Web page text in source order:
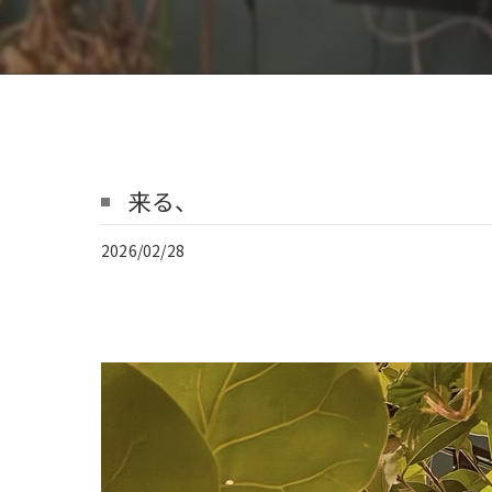
来る、
2026/02/28